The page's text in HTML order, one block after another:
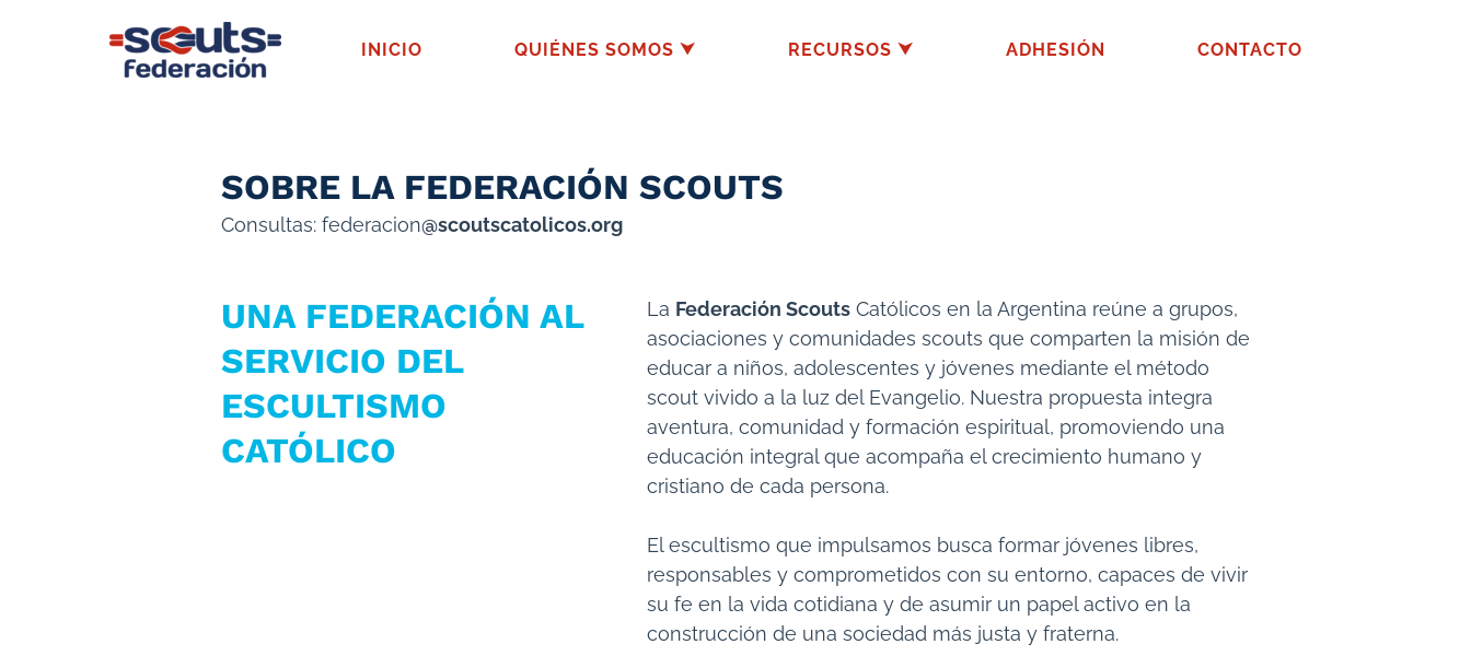
INICIO QUIÉNES SOMOS ⮟ RECURSOS ⮟ ADHESIÓN CONTACTO
SOBRE LA FEDERACIÓN SCOUTS
Consultas: federacion@scoutscatolicos.org
UNA FEDERACIÓN AL
SERVICIO DEL
ESCULTISMO
CATÓLICO
La Federación ScoutsCatólicos en la Argentina reúne a grupos,
asociaciones y comunidades scouts que comparten la misión de
educar a niños, adolescentes y jóvenes mediante el método
scout vivido a la luz del Evangelio. Nuestra propuesta integra
aventura, comunidad y formación espiritual, promoviendo una
educación integral que acompaña el crecimiento humano y
cristiano de cada persona.
El escultismo que impulsamos busca formar jóvenes libres,
responsables y comprometidos con su entorno, capaces de vivir
su fe en la vida cotidiana y de asumir un papel activo en la
construcción de una sociedad más justa y fraterna.